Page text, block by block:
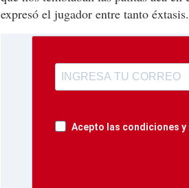
expresó el jugador entre tanto éxtasis.
Acepto las condiciones